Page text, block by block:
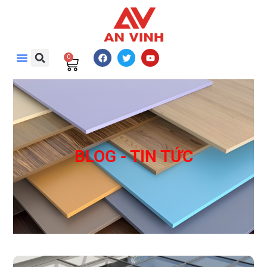
0
BLOG - TIN TỨC